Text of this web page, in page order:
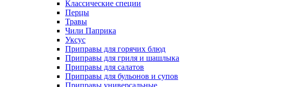
Классические специи
Перцы
Травы
Чили Паприка
Уксус
Приправы для горячих блюд
Приправы для гриля и шашлыка
Приправы для салатов
Приправы для бульонов и супов
Приправы универсальные